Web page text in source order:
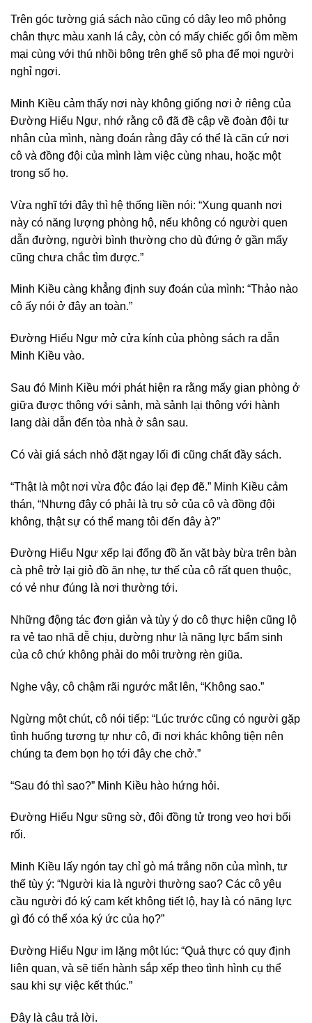
Trên góc tường giá sách nào cũng có dây leo mô phỏng
chân thực màu xanh lá cây, còn có mấy chiếc gối ôm mềm
mại cùng với thú nhồi bông trên ghế sô pha để mọi người
nghỉ ngơi.
Minh Kiều cảm thấy nơi này không giống nơi ở riêng của
Đường Hiểu Ngư, nhớ rằng cô đã đề cập về đoàn đội tư
nhân của mình, nàng đoán rằng đây có thể là căn cứ nơi
cô và đồng đội của mình làm việc cùng nhau, hoặc một
trong số họ.
Vừa nghĩ tới đây thì hệ thống liền nói: “Xung quanh nơi
này có năng lượng phòng hộ, nếu không có người quen
dẫn đường, người bình thường cho dù đứng ở gần mấy
cũng chưa chắc tìm được.”
Minh Kiều càng khẳng định suy đoán của mình: “Thảo nào
cô ấy nói ở đây an toàn.”
Đường Hiểu Ngư mở cửa kính của phòng sách ra dẫn
Minh Kiều vào.
Sau đó Minh Kiều mới phát hiện ra rằng mấy gian phòng ở
giữa được thông với sảnh, mà sảnh lại thông với hành
lang dài dẫn đến tòa nhà ở sân sau.
Có vài giá sách nhỏ đặt ngay lối đi cũng chất đầy sách.
“Thật là một nơi vừa độc đáo lại đẹp đẽ.” Minh Kiều cảm
thán, “Nhưng đây có phải là trụ sở của cô và đồng đội
không, thật sự có thể mang tôi đến đây à?”
Đường Hiểu Ngư xếp lại đống đồ ăn vặt bày bừa trên bàn
cà phê trở lại giỏ đồ ăn nhẹ, tư thế của cô rất quen thuộc,
có vẻ như đúng là nơi thường tới.
Những động tác đơn giản và tùy ý do cô thực hiện cũng lộ
ra vẻ tao nhã dễ chịu, dường như là năng lực bẩm sinh
của cô chứ không phải do môi trường rèn giũa.
Nghe vậy, cô chậm rãi ngước mắt lên, “Không sao.”
Ngừng một chút, cô nói tiếp: “Lúc trước cũng có người gặp
tình huống tương tự như cô, đi nơi khác không tiện nên
chúng ta đem bọn họ tới đây che chở.”
“Sau đó thì sao?” Minh Kiều hào hứng hỏi.
Đường Hiểu Ngư sững sờ, đôi đồng tử trong veo hơi bối
rối.
Minh Kiều lấy ngón tay chỉ gò má trắng nõn của mình, tư
thế tùy ý: “Người kia là người thường sao? Các cô yêu
cầu người đó ký cam kết không tiết lộ, hay là có năng lực
gì đó có thể xóa ký ức của họ?”
Đường Hiểu Ngư im lặng một lúc: “Quả thực có quy định
liên quan, và sẽ tiến hành sắp xếp theo tình hình cụ thể
sau khi sự việc kết thúc.”
Đây là câu trả lời.